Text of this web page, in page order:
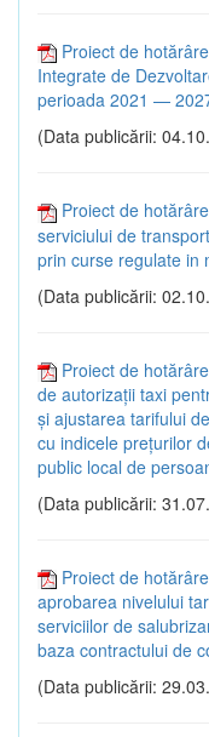
Proiect de
Integrate de
perioada 2021 —
(Data publicării:
Proiect de
serviciului de
prin curse regulate in
(Data publicării:
Proiect de
de autorizații taxi
și ajustarea tarifului
cu indicele prețurilor
public local de
(Data publicării:
Proiect de
aprobarea nivelului
serviciilor de
baza contractului de
(Data publicării: